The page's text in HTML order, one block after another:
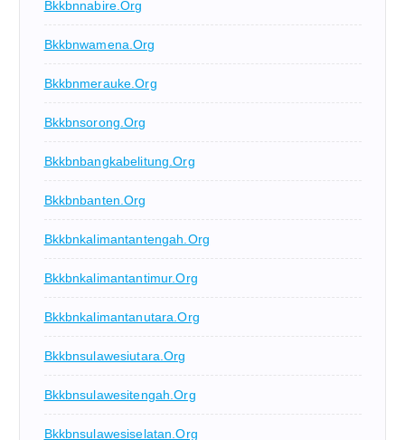
Bkkbnnabire.org
Bkkbnwamena.org
Bkkbnmerauke.org
Bkkbnsorong.org
Bkkbnbangkabelitung.org
Bkkbnbanten.org
Bkkbnkalimantantengah.org
Bkkbnkalimantantimur.org
Bkkbnkalimantanutara.org
Bkkbnsulawesiutara.org
Bkkbnsulawesitengah.org
Bkkbnsulawesiselatan.org